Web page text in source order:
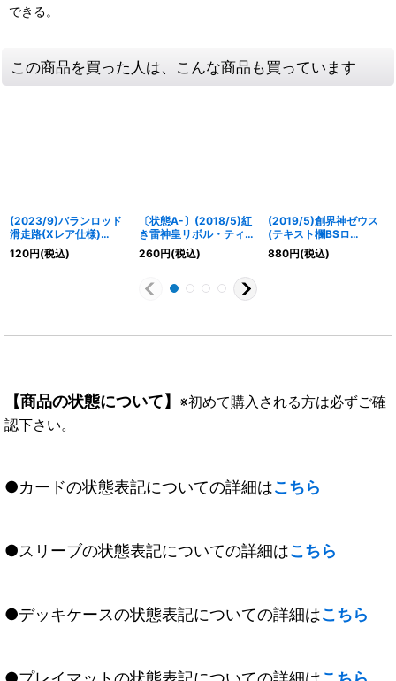
できる。
この商品を買った人は、こんな商品も買っています
(2023/9)バランロッド
滑走路(Xレア仕様)
【C】{BS62-064}
《赤》
120円(税込)
〔状態A-〕(2018/5)紅
き雷神皇リボル・ティー
ガ・Z【X】{SD46-
X02}《赤》
260円(税込)
(2019/5)創界神ゼウス
(テキスト欄BSロ
ゴ/BS50収録)【X】
{BS46-X09}《赤》
880円(税込)
【商品の状態について】 ※初めて購入される方は必ずご確
認下さい。
●カードの状態表記についての詳細はこちら
●スリーブの状態表記についての詳細はこちら
●デッキケースの状態表記についての詳細はこちら